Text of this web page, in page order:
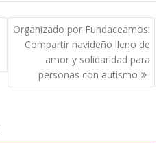
Organizado por Fundaceamos:
Compartir navideño lleno de
amor y solidaridad para
personas con autismo